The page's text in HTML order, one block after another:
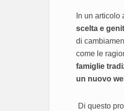
In un
scelta e
di
come le
famiglie
un nuovo
Di questo